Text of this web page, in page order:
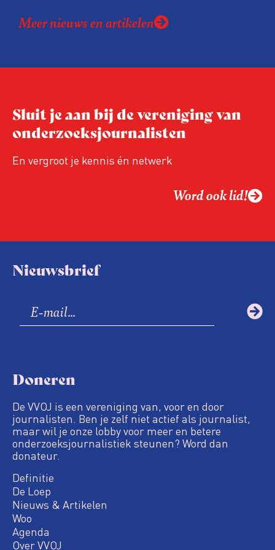
Meer nieuws en artikelen
Sluit je aan bij de vereniging van
onderzoeksjournalisten
En vergroot je kennis én netwerk
Word ook lid!
Nieuwsbrief
Doneren
De VVOJ is een vereniging van, voor en door
journalisten. Ben je zelf niet actief als journalist,
maar wil je onze lobby voor meer en betere
onderzoeksjournalistiek steunen? Word dan
donateur.
Definitie
De Loep
Nieuws & Artikelen
Woo
Agenda
Over VVOJ